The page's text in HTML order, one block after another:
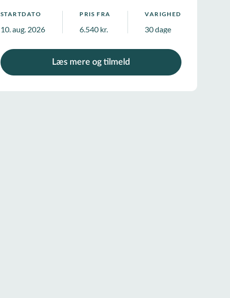
STARTDATO
10. aug. 2026
PRIS FRA
6.540 kr.
VARIGHED
30 dage
Læs mere og tilmeld